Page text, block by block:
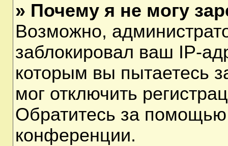
» Почему я не могу
Возможно,
заблокировал ваш IP-
которым вы пытаетесь
мог отключить
Обратитесь за помощью
конференции.